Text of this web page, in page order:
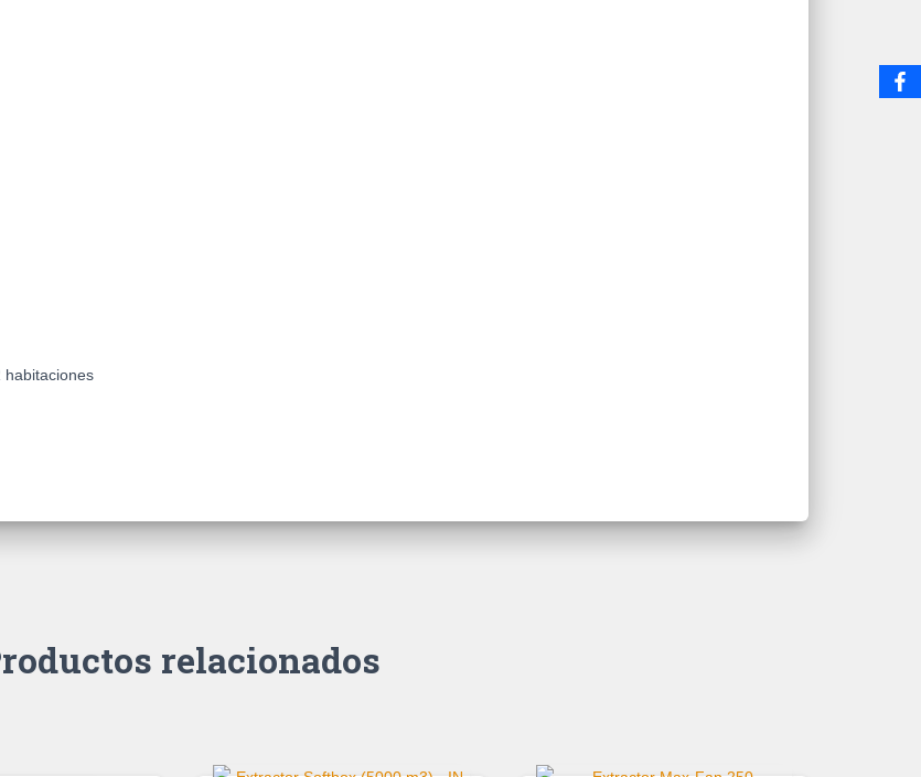
habitaciones
relacionados